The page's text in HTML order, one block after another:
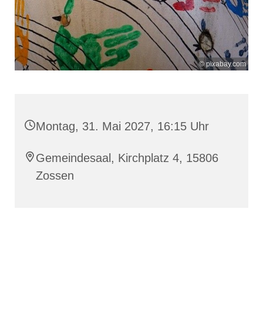
© pixabay.com
Montag, 31. Mai 2027, 16:15 Uhr
Gemeindesaal, Kirchplatz 4, 15806
Zossen